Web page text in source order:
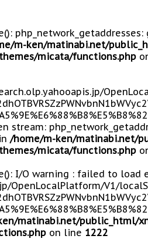
m-ken/matinabi.net/
micata/functions.php
stream:
/home/m-ken/matinabi.net/
micata/functions.php
I/O warning : failed to load
OpenLocalPlatform/V1/
matinabi.net/public_html/
on line 1222